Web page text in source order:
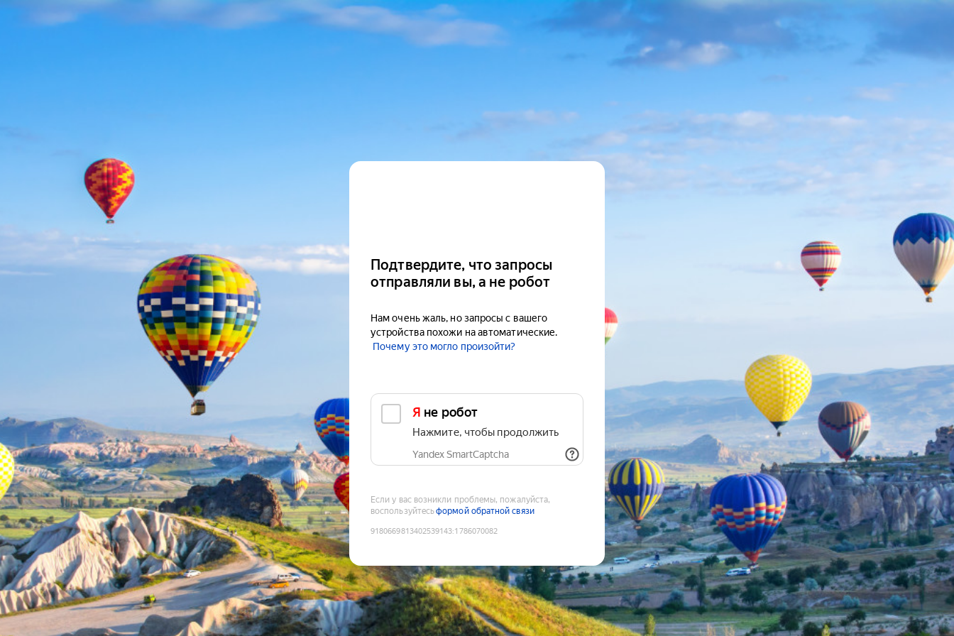
Подтвердите, что запросы
отправляли вы, а не робот
Нам очень жаль, но запросы с вашего
устройства похожи на автоматические.
Почему это могло произойти?
Я не робот
Нажмите, чтобы продолжить
Yandex SmartCaptcha
Если у вас возникли проблемы, пожалуйста,
воспользуйтесьформой обратной связи
9180669813402539143:1786070082